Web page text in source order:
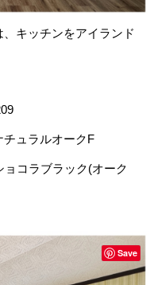
キッチンをアイランド
ュラルオークF
コラブラック(オーク
Save